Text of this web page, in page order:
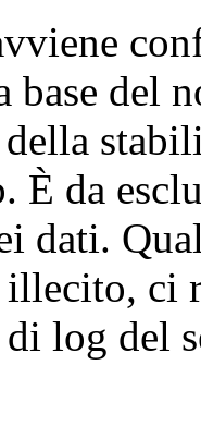
base del
È da
dati.
illecito,
log del